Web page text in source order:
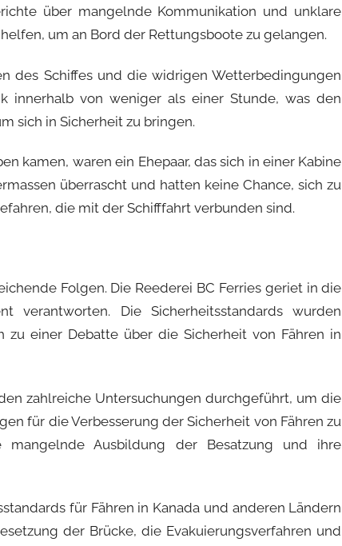
über mangelnde Kommunikation und unklare
um an Bord der Rettungsboote zu gelangen.
des Schiffes und die widrigen Wetterbedingungen
innerhalb von weniger als einer Stunde, was den
sich in Sicherheit zu bringen.
kamen, waren ein Ehepaar, das sich in einer Kabine
überrascht und hatten keine Chance, sich zu
die mit der Schifffahrt verbunden sind.
Folgen. Die Reederei BC Ferries geriet in die
verantworten. Die Sicherheitsstandards wurden
einer Debatte über die Sicherheit von Fähren in
zahlreiche Untersuchungen durchgeführt, um die
für die Verbesserung der Sicherheit von Fähren zu
Ausbildung der Besatzung und ihre
für Fähren in Kanada und anderen Ländern
der Brücke, die Evakuierungsverfahren und